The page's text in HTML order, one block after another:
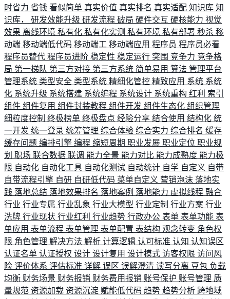
时省力 省钱 看似简单 真实价值 真实排名 真实适配 知识库 知
识库， 研发效能升级 研发流程 破局 硬件交互 硬核能力 视觉
效果 离线环境 私有化 私有化实测 私有环境 私有部署 秒杀 移
动端 移动端低代码 移动端工 移动端应用 程序员 程序员必看
程序员替代 程序员进阶 稳定性 稳定运行 突围 竞争力 竞争格
局 第一梯队 第三方对接 第三方系统 简单易用 算法 管理平台
管理系统 类型安全 类型系统 精细化管控 精致应用 系统 系统
化 系统升级 系统搭建 系统编程 系统设计 系统重构 红利 索引
组件 组件复用 组件封装教程 组件开发 组件生态化 组织管理
细粒度控制 终极榜单 终极盘点 经验分享 结合使用 结构化 统
一开发 统一登录 统筹管理 综合体验 综合实力 综合排名 缓存
缓存问题 编排引擎 编程 缩短周期 职业发展 职业定位 职业规
划 职场 联合数据 联调 能力全景 能力对比 能力成熟度 能力极
限 自动化 自动化工具 自动化测试 自动统计 自学 自定义 自带
自带流程引擎 自研 自研低代码 菜单自定义 营销泡沫 落地实
践 落地总结 落地效果排名 落地案例 落地能力 虚拟线程 融合
行业 行业专属 行业乱象 行业大模型 行业定制 行业方案 行业
洗牌 行业现状 行业红利 行业趋势 行政办公 表单 表单功能 表
单应用 表单流程 表单管理 表单配置 表结构 观念转变 角色权
限 角色管理 解决方法 解析 计算逻辑 认可标准 认知 认知误区
认证名单 认证授权 设计 设计复用 设计模式 访客权限 访问风
险 评价体系 评估标准 详解 误区 误解澄清 读写分离 豆包 负载
均衡 财务场景 财务报销 财务费用报销 账号保护 账号管理 质
量规范 资源加载 资源沉淀 赋能低代码 趋势 趋势分析 跨地域